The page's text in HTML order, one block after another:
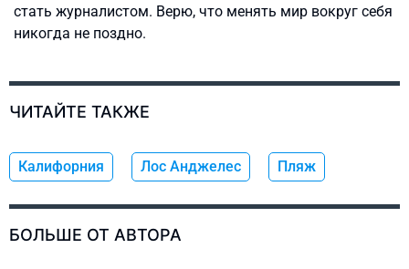
стать журналистом. Верю, что менять мир вокруг себя
никогда не поздно.
ЧИТАЙТЕ ТАКЖЕ
Калифорния Лос Анджелес Пляж
БОЛЬШЕ ОТ АВТОРА